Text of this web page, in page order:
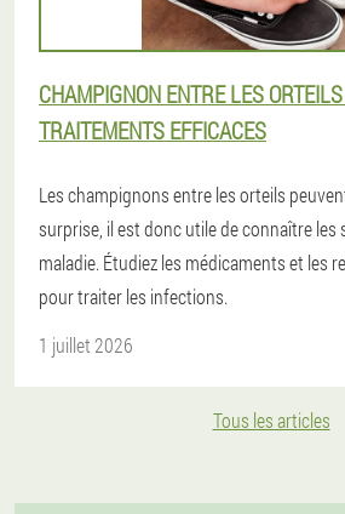
CHAMPIGNON ENTRE LES
TRAITEMENTS EFFICACES
Les champignons entre les orteils
surprise, il est donc utile de connaître
maladie. Étudiez les médicaments et les
pour traiter les infections.
1 juillet 2026
Tous les articles